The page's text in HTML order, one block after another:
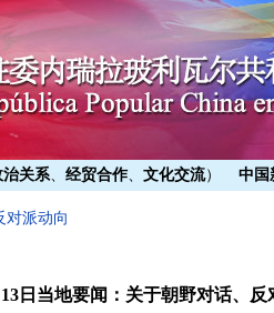
治关系、 经贸合作、 文化交流） 中国
对派动向
日当地要闻：关于朝野对话、反